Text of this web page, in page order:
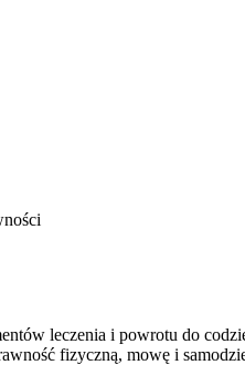
leczenia i powrotu do
fizyczną, mowę i